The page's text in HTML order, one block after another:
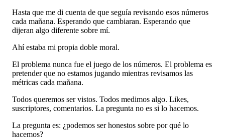
Hasta que me di cuenta de que seguía revisando esos números
cada mañana. Esperando que cambiaran. Esperando que
dijeran algo diferente sobre mí.
Ahí estaba mi propia doble moral.
El problema nunca fue el juego de los números. El problema es
pretender que no estamos jugando mientras revisamos las
métricas cada mañana.
Todos queremos ser vistos. Todos medimos algo. Likes,
suscriptores, comentarios. La pregunta no es si lo hacemos.
La pregunta es: ¿podemos ser honestos sobre por qué lo
hacemos?